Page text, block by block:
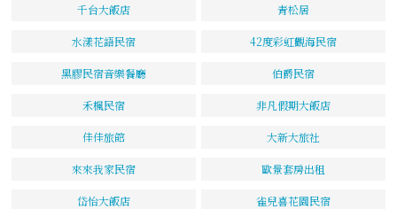
千台大飯店 青松居
水漾花語民宿 42度彩虹觀海民宿
黑膠民宿音樂餐廳 伯爵民宿
禾楓民宿 非凡假期大飯店
佳佳旅館 大新大旅社
來來我家民宿 歐景套房出租
岱怡大飯店 雀兒喜花園民宿